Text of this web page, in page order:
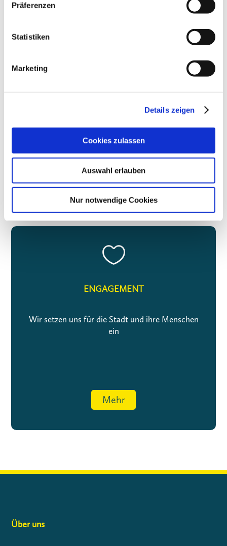
Präferenzen
Statistiken
Marketing
Details zeigen
Cookies zulassen
Auswahl erlauben
Nur notwendige Cookies
Mehr

ENGAGEMENT
Wir setzen uns für die Stadt und ihre Menschen
ein
Mehr
Über uns